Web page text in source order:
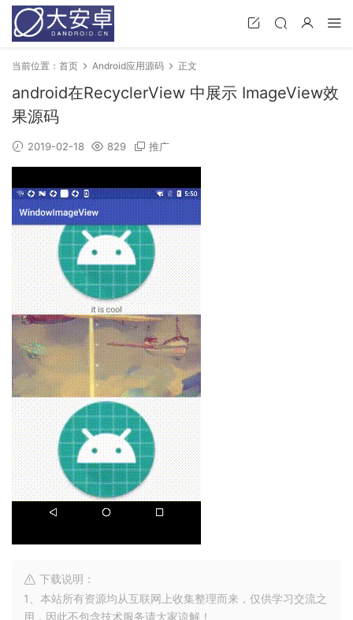
当前位置： 首页 Android应用源码 正文
android在RecyclerView 中展示 ImageView效
果源码
2019-02-18 829 推广
下载说明：
1、本站所有资源均从互联网上收集整理而来，仅供学习交流之
用，因此不包含技术服务请大家谅解！